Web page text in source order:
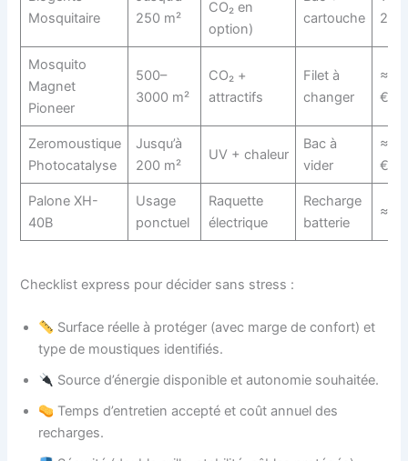
Mosquitaire
250 m²
CO₂ en
option)
cartouche
279
Mosquito
Magnet
Pioneer
500–
3000 m²
CO₂ +
attractifs
Filet à
changer
≈
€
Zeromoustique
Photocatalyse
Jusqu’à
200 m²
UV + chaleur
Bac à
vider
≈
€
Palone XH-
40B
Usage
ponctuel
Raquette
électrique
Recharge
batterie
≈
Checklist express pour décider sans stress :
Surface réelle à protéger (avec marge de confort) et
type de moustiques identifiés.
Source d’énergie disponible et autonomie souhaitée.
Temps d’entretien accepté et coût annuel des
recharges.